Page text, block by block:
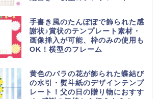
手書き風のたんぽぽで飾られた感
謝状♪賞状のテンプレート素材・
画像挿入が可能、枠のみの使用も
OK！横型のフレーム
黄色のバラの花が飾られた蝶結び
の水引・熨斗紙のデザインテンプ
レート！父の日の贈り物におすす